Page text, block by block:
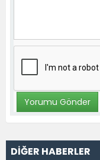
DİĞER HABERLER